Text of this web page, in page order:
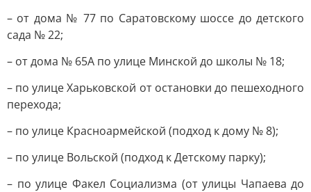
– от дома № 77 по Саратовскому шоссе до детского
сада № 22;
– от дома № 65А по улице Минской до школы № 18;
– по улице Харьковской от остановки до пешеходного
перехода;
– по улице Красноармейской (подход к дому № 8);
– по улице Вольской (подход к Детскому парку);
– по улице Факел Социализма (от улицы Чапаева до